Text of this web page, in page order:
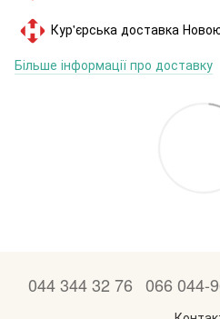
Кур'єрська доставка
Більше інформації про доставку
044 344 32 76 066 044-